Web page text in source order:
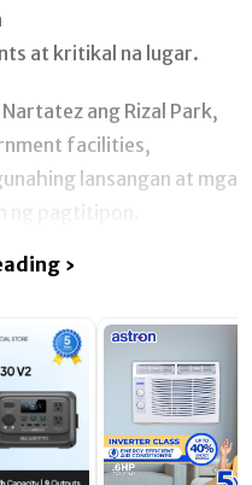
at kritikal na lugar.
ang Rizal Park,
facilities,
lansangan at mga
›